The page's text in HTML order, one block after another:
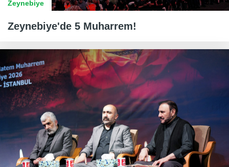
Zeynebiye
Zeynebiye'de 5 Muharrem!